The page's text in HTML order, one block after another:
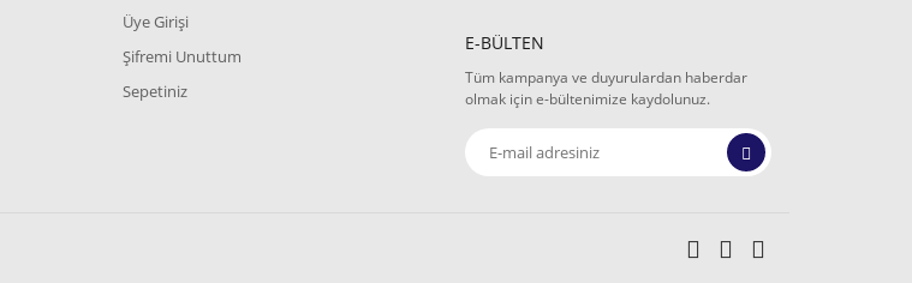
Üye Girişi
Şifremi Unuttum
Sepetiniz
E-BÜLTEN
Tüm kampanya ve duyurulardan haberdar
olmak için e-bültenimize kaydolunuz.